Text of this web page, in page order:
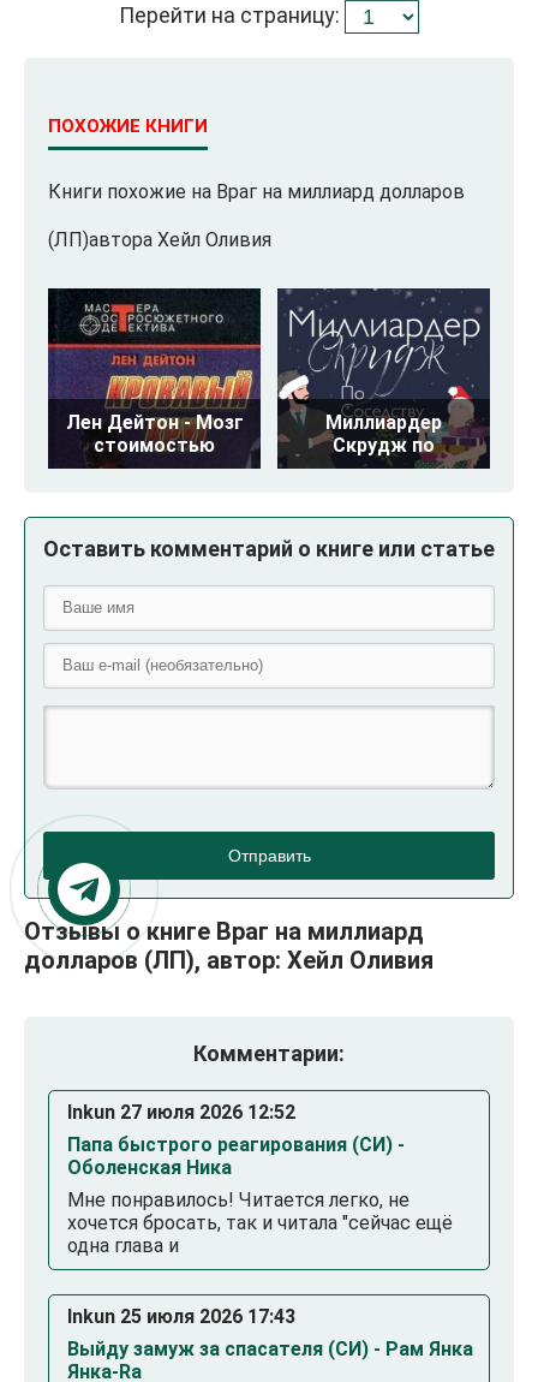
Перейти на страницу:
ПОХОЖИЕ КНИГИ
Книги похожие на Враг на миллиард долларов
(ЛП)автора Хейл Оливия
Лен Дейтон - Мозг
стоимостью
Миллиардер
Скрудж по
Оставить комментарий о книге или статье
Отправить
Отзывы о книге Враг на миллиард
долларов (ЛП), автор: Хейл Оливия
Комментарии:
Inkun 27 июля 2026 12:52
Папа быстрого реагирования (СИ) -
Оболенская Ника
Мне понравилось! Читается легко, не
хочется бросать, так и читала "сейчас ещё
одна глава и
Inkun 25 июля 2026 17:43
Выйду замуж за спасателя (СИ) - Рам Янка
Янка-Ra